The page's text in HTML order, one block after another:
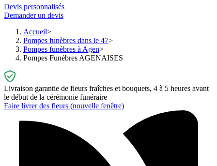
Devis personnalisés
Demander un devis
Accueil
Pompes funèbres dans le 47
Pompes funèbres à Agen
Pompes Funèbres AGENAISES
Livraison garantie de fleurs fraîches et bouquets, 4 à 5 heures avant
le début de la cérémonie funéraire
Faire livrer des fleurs (nouvelle fenêtre)